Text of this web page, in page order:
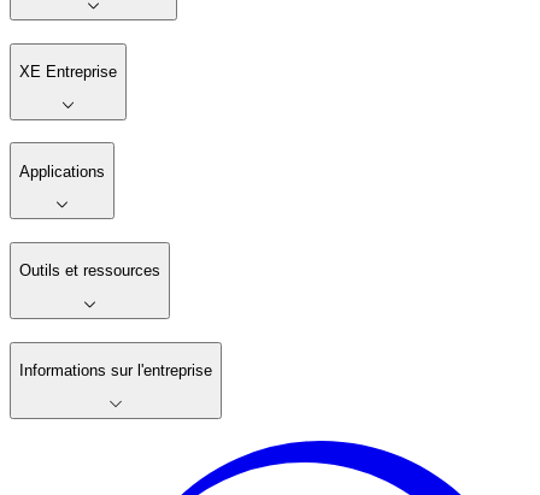
XE Entreprise
Applications
Outils et ressources
Informations sur l'entreprise